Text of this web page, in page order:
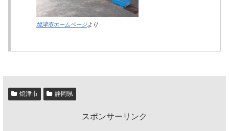
焼津市ホームページより
焼津市 静岡県
スポンサーリンク